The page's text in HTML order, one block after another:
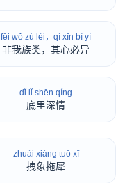
fēi wǒ zú lèi，qí xīn bì yì
非我族类，其心必异
dǐ lǐ shēn qíng
底里深情
zhuài xiàng tuō xī
拽象拖犀